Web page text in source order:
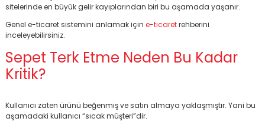
sitelerinde en büyük gelir kayıplarından biri bu aşamada yaşanır.
Genel e-ticaret sistemini anlamak için e-ticaretrehberini
inceleyebilirsiniz.
Sepet Terk Etme Neden Bu Kadar
Kritik?
Kullanıcı zaten ürünü beğenmiş ve satın almaya yaklaşmıştır. Yani bu
aşamadaki kullanıcı “sıcak müşteri”dir.